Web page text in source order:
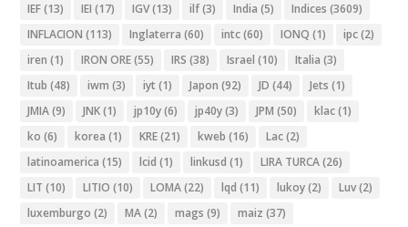
IEF(13) IEI (17) IGV(13) ilf(3) India (5) Indices (3609)
INFLACION (113) Inglaterra (60) intc(60) IONQ (1) ipc(2)
iren (1) IRON ORE(55) IRS (38) Israel (10) Italia (3)
Itub (48) iwm (3) iyt (1) Japon (92) JD (44) Jets (1)
JMIA(9) JNK(1) jp10y(6) jp40y(3) JPM (50) klac(1)
ko (6) korea (1) KRE(21) kweb (16) Lac(2)
latinoamerica (15) lcid (1) linkusd (1) LIRA TURCA(26)
LIT (10) LITIO (10) LOMA(22) lqd (11) lukoy(2) Luv(2)
luxemburgo (2) MA(2) mags (9) maiz (37)